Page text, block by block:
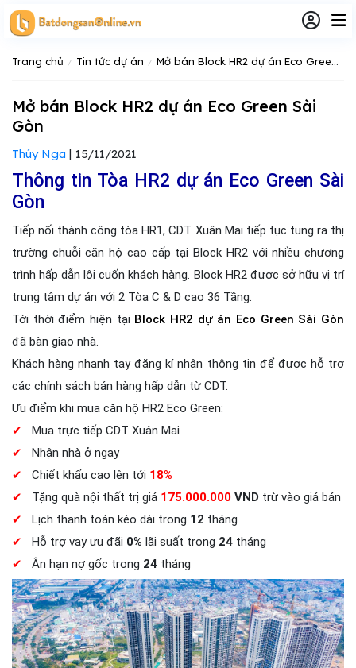
Trang chủ Tin tức dự án Mở bán Block HR2 dự án Eco Green Sài Gòn
Mở bán Block HR2 dự án Eco Green Sài
Gòn
Thúy Nga | 15/11/2021
Thông tin Tòa HR2 dự án Eco Green Sài
Gòn
Tiếp nối thành công tòa HR1, CDT Xuân Mai tiếp tục tung ra thị
trường chuỗi căn hộ cao cấp tại Block HR2 với nhiều chương
trình hấp dẫn lôi cuốn khách hàng. Block HR2 được sở hữu vị trí
trung tâm dự án với 2 Tòa C & D cao 36 Tầng.
Tới thời điểm hiện tại Block HR2 dự án Eco Green Sài Gòn
đã bàn giao nhà.
Khách hàng nhanh tay đăng kí nhận thông tin để được hỗ trợ
các chính sách bán hàng hấp dẫn từ CDT.
Ưu điểm khi mua căn hộ HR2 Eco Green:
✔ Mua trực tiếp CDT Xuân Mai
✔ Nhận nhà ở ngay
✔ Chiết khấu cao lên tới 18%
✔ Tặng quà nội thất trị giá 175.000.000 VND trừ vào giá bán
✔ Lịch thanh toán kéo dài trong 12 tháng
✔ Hỗ trợ vay ưu đãi 0% lãi suất trong 24 tháng
✔ Ân hạn nợ gốc trong 24 tháng